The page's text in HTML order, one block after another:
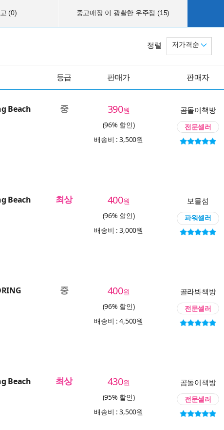
(0) 중고매장 이 광활한 우주점 (15)
정렬 저가격순
등급 판매가 판매자
Beach 중 390원
(96% 할인)
배송비 : 3,500원
곰돌이책방
전문셀러
Beach 최상 400원
(96% 할인)
배송비 : 3,000원
보물섬
파워셀러
중 400원
(96% 할인)
배송비 : 4,500원
골라봐책방
전문셀러
Beach 최상 430원
(95% 할인)
배송비 : 3,500원
곰돌이책방
전문셀러